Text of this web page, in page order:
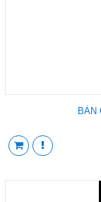
BÀN